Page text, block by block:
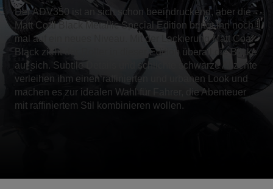
Der ADV350 ist an sich schon beeindruckend, aber die
Matt Coal Black Metallic Special Edition bringt ihn noch
mal auf ein neues Niveau. Mit der Lackierung Matt Coal
Black zieht der Roller in dieser Edition überall die Blicke
auf sich. Subtile Details und schlichte schwarze Akzente
verleihen ihm einen raffinierten und urbanen Look und
machen es zur idealen Wahl für Fahrer, die Abenteuer
mit raffiniertem Stil kombinieren wollen.